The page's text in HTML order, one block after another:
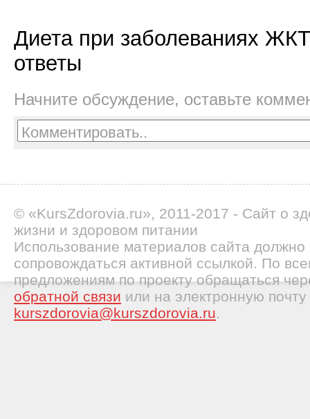
Диета при заболеваниях
ответы
Начните обсуждение, оставьте
© «KursZdorovia.ru», 2011-2017 - Сайт о
жизни и здоровом питании
Использование материалов сайта должно
сопровождаться активной ссылкой. По
предложениям по проекту обращаться
обратной связи или на электронную почту
kurszdorovia@kurszdorovia.ru.